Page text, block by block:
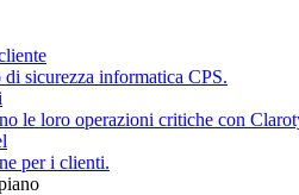
sicurezza informatica CPS.
le loro operazioni critiche con
per i clienti.